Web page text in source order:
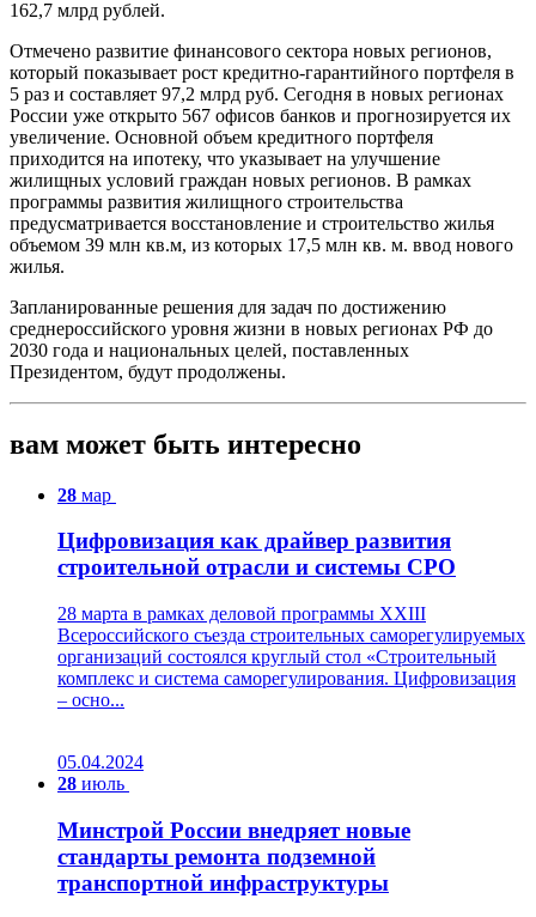
162,7 млрд рублей.
Отмечено развитие финансового сектора новых регионов,
который показывает рост кредитно-гарантийного портфеля в
5 раз и составляет 97,2 млрд руб. Сегодня в новых регионах
России уже открыто 567 офисов банков и прогнозируется их
увеличение. Основной объем кредитного портфеля
приходится на ипотеку, что указывает на улучшение
жилищных условий граждан новых регионов. В рамках
программы развития жилищного строительства
предусматривается восстановление и строительство жилья
объемом 39 млн кв.м, из которых 17,5 млн кв. м. ввод нового
жилья.
Запланированные решения для задач по достижению
среднероссийского уровня жизни в новых регионах РФ до
2030 года и национальных целей, поставленных
Президентом, будут продолжены.
вам может быть интересно
28 мар
Цифровизация как драйвер развития
строительной отрасли и системы СРО
28 марта в рамках деловой программы XXIII
Всероссийского съезда строительных саморегулируемых
организаций состоялся круглый стол «Строительный
комплекс и система саморегулирования. Цифровизация
– осно...
05.04.2024
28 июль
Минстрой России внедряет новые
стандарты ремонта подземной
транспортной инфраструктуры